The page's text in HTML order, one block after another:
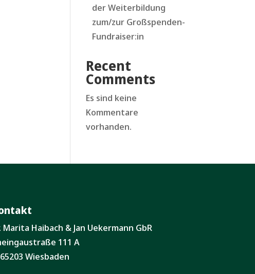
der Weiterbildung
zum/zur Großspenden-
Fundraiser:in
Recent
Comments
Es sind keine
Kommentare
vorhanden.
Marita Haibach & Jan Uekermann GbR
111 A
Wiesbaden